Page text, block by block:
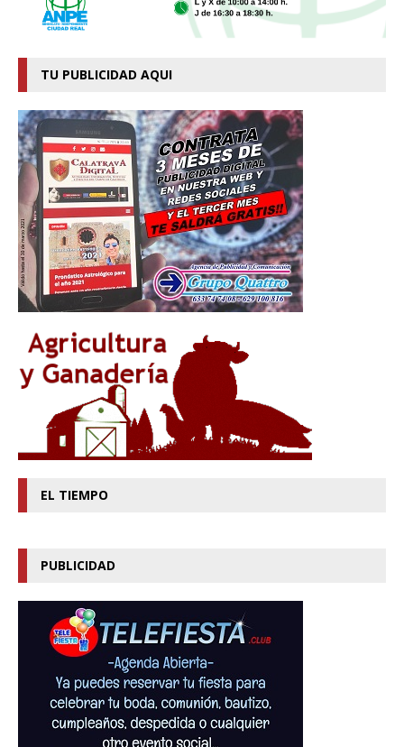
TU PUBLICIDAD AQUI
EL TIEMPO
PUBLICIDAD